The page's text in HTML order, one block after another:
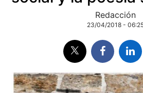
Redacción
23/04/2018 -